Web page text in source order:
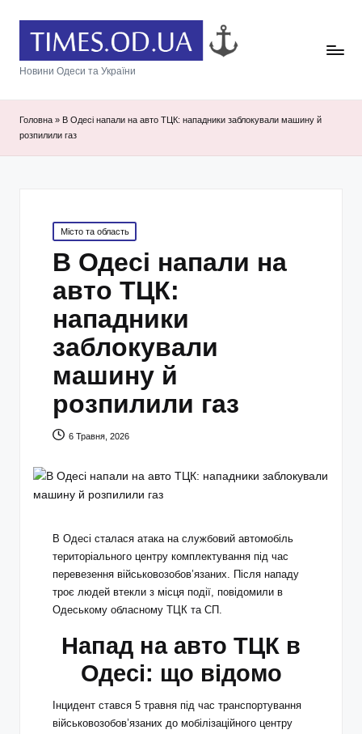
Новини Одеси та України
Головна » В Одесі напали на авто ТЦК: нападники заблокували машину й
розпилили газ
Posted
in
Місто та область
В Одесі напали на
авто ТЦК:
нападники
заблокували
машину й
розпилили газ
6 Травня, 2026
В Одесі сталася атака на службовий автомобіль
територіального центру комплектування під час
перевезення військовозобов’язаних. Після нападу
троє людей втекли з місця події, повідомили в
Одеському обласному ТЦК та СП.
Напад на авто ТЦК в
Одесі: що відомо
Інцидент стався 5 травня під час транспортування
військовозобов’язаних до мобілізаційного центру